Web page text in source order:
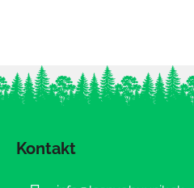
Kontakt